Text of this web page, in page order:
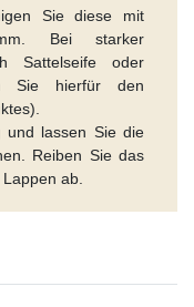
Sie diese mit
Bei starker
Sattelseife oder
Sie hierfür den
und lassen Sie die
Reiben Sie das
ab.